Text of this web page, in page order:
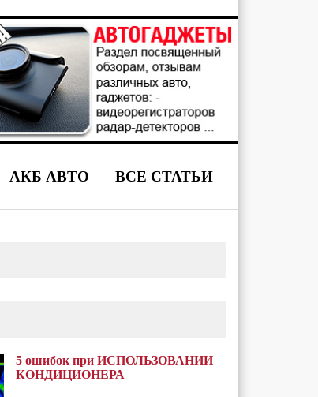
АКБ АВТО ВСЕ СТАТЬИ
5 ошибок при ИСПОЛЬЗОВАНИИ
КОНДИЦИОНЕРА